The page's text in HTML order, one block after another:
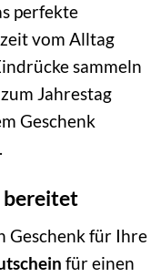
perfekte
vom Alltag
sammeln
Jahrestag
Geschenk
bereitet
Geschenk für Ihre
für einen